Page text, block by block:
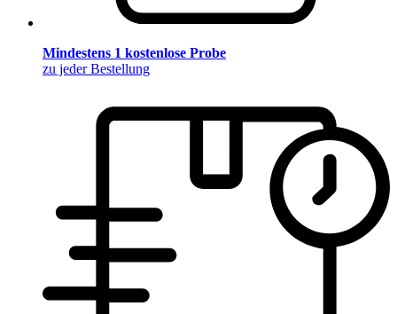
Mindestens 1 kostenlose Probe
zu jeder Bestellung